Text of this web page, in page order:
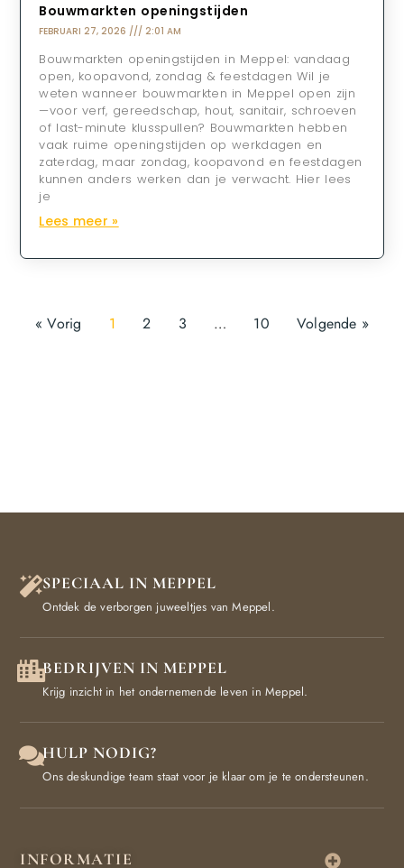
Bouwmarkten openingstijden
FEBRUARI 27, 2026 2:01 AM
Bouwmarkten openingstijden in Meppel: vandaag
open, koopavond, zondag & feestdagen Wil je
weten wanneer bouwmarkten in Meppel open zijn
—voor verf, gereedschap, hout, sanitair, schroeven
of last-minute klusspullen? Bouwmarkten hebben
vaak ruime openingstijden op werkdagen en
zaterdag, maar zondag, koopavond en feestdagen
kunnen anders werken dan je verwacht. Hier lees
je
Lees meer »
« Vorig 1 2 3 … 10 Volgende »
SPECIAAL IN MEPPEL
Ontdek de verborgen juweeltjes van Meppel.
BEDRIJVEN IN MEPPEL
Krijg inzicht in het ondernemende leven in Meppel.
HULP NODIG?
Ons deskundige team staat voor je klaar om je te ondersteunen.
INFORMATIE